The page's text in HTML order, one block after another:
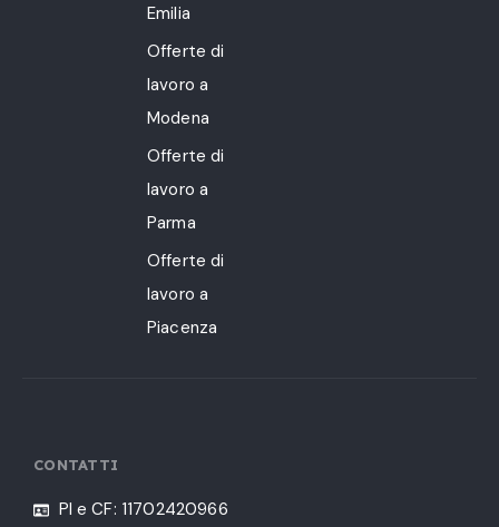
Emilia
Offerte di
lavoro a
Modena
Offerte di
lavoro a
Parma
Offerte di
lavoro a
Piacenza
CONTATTI
PI e CF: 11702420966